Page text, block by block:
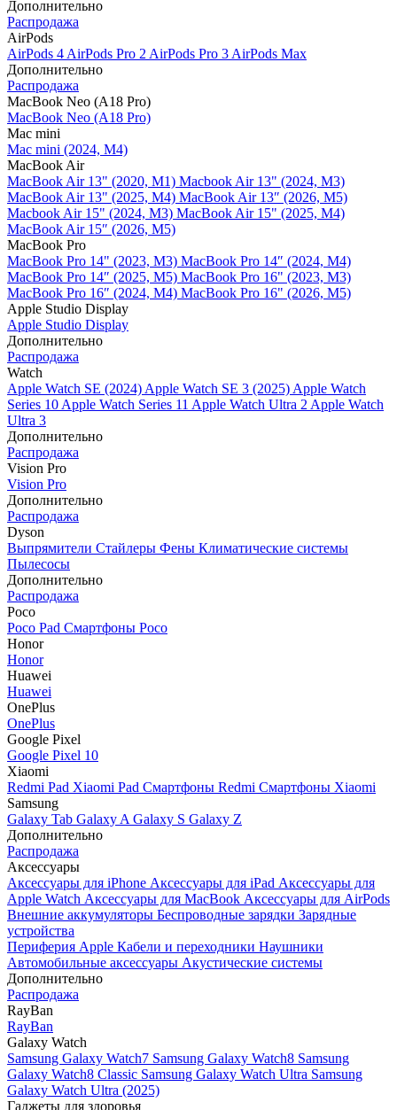
Дополнительно
Распродажа
AirPods
AirPods 4 AirPods Pro 2 AirPods Pro 3 AirPods Max
Дополнительно
Распродажа
MacBook Neo (A18 Pro)
MacBook Neo (A18 Pro)
Mac mini
Mac mini (2024, M4)
MacBook Air
MacBook Air 13" (2020, M1) Macbook Air 13" (2024, M3)
MacBook Air 13" (2025, M4) MacBook Air 13″ (2026, M5)
Macbook Air 15" (2024, M3) MacBook Air 15" (2025, M4)
MacBook Air 15″ (2026, M5)
MacBook Pro
MacBook Pro 14" (2023, M3) MacBook Pro 14″ (2024, M4)
MacBook Pro 14″ (2025, M5) MacBook Pro 16" (2023, M3)
MacBook Pro 16″ (2024, M4) MacBook Pro 16" (2026, M5)
Apple Studio Display
Apple Studio Display
Дополнительно
Распродажа
Watch
Apple Watch SE (2024) Apple Watch SE 3 (2025) Apple Watch
Series 10 Apple Watch Series 11 Apple Watch Ultra 2 Apple Watch
Ultra 3
Дополнительно
Распродажа
Vision Pro
Vision Pro
Дополнительно
Распродажа
Dyson
Выпрямители Стайлеры Фены Климатические системы
Пылесосы
Дополнительно
Распродажа
Poco
Poco Pad Смартфоны Poco
Honor
Honor
Huawei
Huawei
OnePlus
OnePlus
Google Pixel
Google Pixel 10
Xiaomi
Redmi Pad Xiaomi Pad Смартфоны Redmi Смартфоны Xiaomi
Samsung
Galaxy Tab Galaxy A Galaxy S Galaxy Z
Дополнительно
Распродажа
Аксессуары
Аксессуары для iPhone Аксессуары для iPad Аксессуары для
Apple Watch Аксессуары для MacBook Аксессуары для AirPods
Внешние аккумуляторы Беспроводные зарядки Зарядные
устройства
Периферия Apple Кабели и переходники Наушники
Автомобильные аксессуары Акустические системы
Дополнительно
Распродажа
RayBan
RayBan
Galaxy Watch
Samsung Galaxy Watch7 Samsung Galaxy Watch8 Samsung
Galaxy Watch8 Classic Samsung Galaxy Watch Ultra Samsung
Galaxy Watch Ultra (2025)
Гаджеты для здоровья